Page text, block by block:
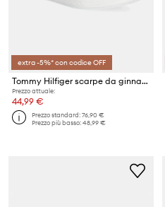
extra -5%* con codice OFF
Tommy Hilfiger scarpe da ginnastica per bambini
Prezzo attuale:
44,99 €
Prezzo standard:76,90 €
Prezzo più basso:48,99 €